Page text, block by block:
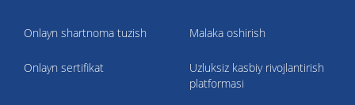
Onlayn shartnoma tuzish
Onlayn sertifikat
Malaka oshirish
Uzluksiz kasbiy rivojlantirish
platformasi